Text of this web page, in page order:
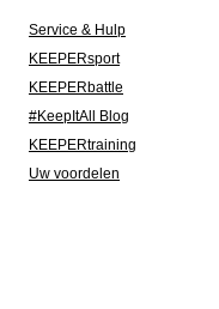
Service & Hulp
KEEPERsport
KEEPERbattle
#KeepItAll Blog
KEEPERtraining
Uw voordelen